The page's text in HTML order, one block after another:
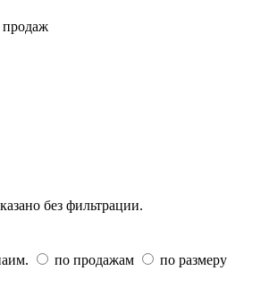
без фильтрации.
по продажам
по размеру